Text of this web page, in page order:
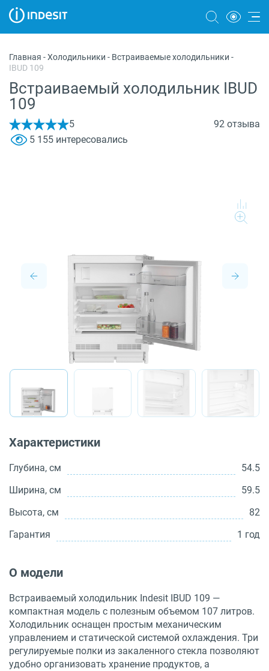
Морозильные камеры
Стиральные и сушильные машины
Посудомоечные машины
Плиты
О бренде
8 800 3333 887
Главная -Холодильники - Встраиваемые холодильники -
IBUD 109
Встраиваемый холодильник IBUD
109
5
92 отзыва
5 155 интересовались
Характеристики
Глубина, см
54.5
Ширина, см
59.5
Высота, см
82
Гарантия
1 год
О модели
Встраиваемый холодильник Indesit IBUD 109 —
компактная модель с полезным объемом 107 литров.
Холодильник оснащен простым механическим
управлением и статической системой охлаждения. Три
регулируемые полки из закаленного стекла позволяют
удобно организовать хранение продуктов, а